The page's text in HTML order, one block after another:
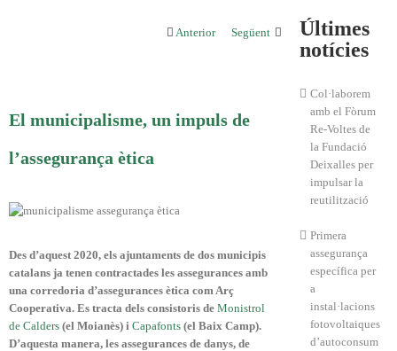
Anterior Següent
El municipalisme, un impuls de
l’assegurança ètica
Des d’aquest 2020, els ajuntaments de dos municipis
catalans ja tenen contractades les assegurances amb
una corredoria d’assegurances ètica com Arç
Cooperativa. Es tracta dels consistoris de Monistrol
de Calders (el Moianès) i Capafonts (el Baix Camp).
D’aquesta manera, les assegurances de danys, de
Últimes
notícies
Col·laborem
amb el Fòrum
Re-Voltes de
la Fundació
Deixalles per
impulsar la
reutilització
Primera
assegurança
específica per
a
instal·lacions
fotovoltaiques
d’autoconsum